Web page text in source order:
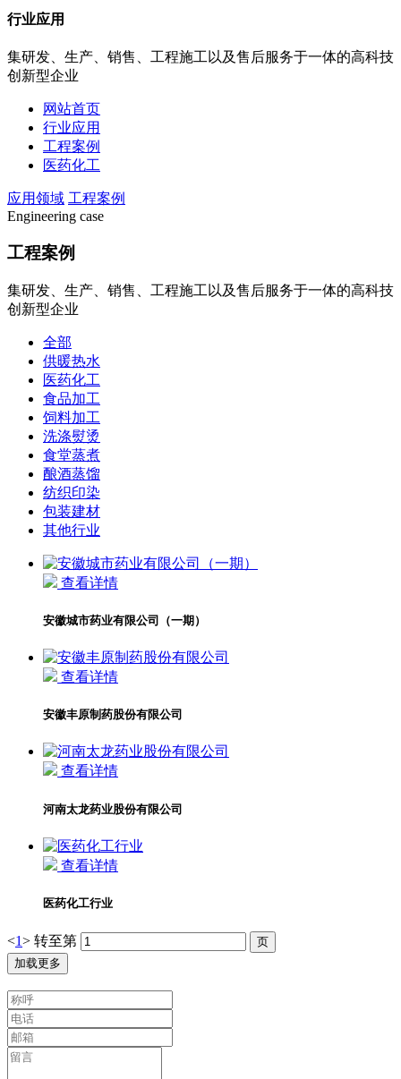
行业应用
集研发、生产、销售、工程施工以及售后服务于一体的高科技
创新型企业
网站首页
行业应用
工程案例
医药化工
应用领域 工程案例
Engineering case
工程案例
集研发、生产、销售、工程施工以及售后服务于一体的高科技
创新型企业
全部
供暖热水
医药化工
食品加工
饲料加工
洗涤熨烫
食堂蒸煮
酿酒蒸馏
纺织印染
包装建材
其他行业
查看详情
安徽城市药业有限公司（一期）
查看详情
安徽丰原制药股份有限公司
查看详情
河南太龙药业股份有限公司
查看详情
医药化工行业
<1> 转至第
加载更多